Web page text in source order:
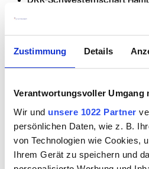
Zustimmung Details
Verantwortungsvoller Umgang
Wir und unsere 1022 Partner
persönlichen Daten, wie z. B.
von Technologien wie Cookies,
Ihrem Gerät zu speichern und
Darüber hinaus besteht
Studiums in
Pflegewissenschaft oder zum
Studiengänge beispielsweise
Angewandte Wissenschaften